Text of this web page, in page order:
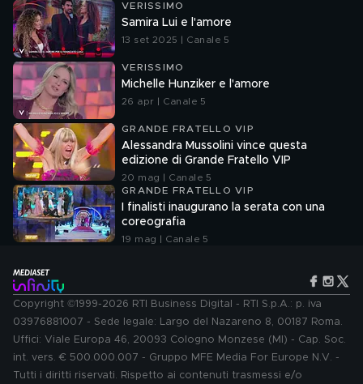
VERISSIMO
Samira Lui e l'amore
13 set 2025 | Canale 5
VERISSIMO
Michelle Hunziker e l'amore
26 apr | Canale 5
GRANDE FRATELLO VIP
Alessandra Mussolini vince questa
edizione di Grande Fratello VIP
20 mag | Canale 5
GRANDE FRATELLO VIP
I finalisti inaugurano la serata con una
coreografia
19 mag | Canale 5
Copyright ©1999-2026 RTI Business Digital - RTI S.p.A.: p. iva
03976881007 - Sede legale: Largo del Nazareno 8, 00187 Roma.
Uffici: Viale Europa 46, 20093 Cologno Monzese (MI) - Cap. Soc.
int. vers. € 500.000.007 - Gruppo MFE Media For Europe N.V. -
Tutti i diritti riservati. Rispetto ai contenuti trasmessi e/o